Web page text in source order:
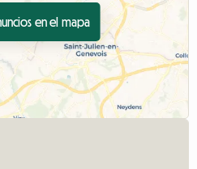
en el mapa